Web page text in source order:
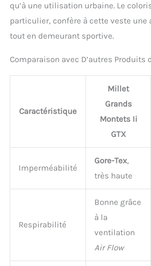
qu’à une utilisation urbaine. Le
particulier, confère à cette veste une
tout en demeurant sportive.
Comparaison avec D’autres Produits
Caractéristique
Millet
Grands
Montets Ii
GTX
Imperméabilité
Gore-Tex,
très haute
Respirabilité
Bonne grâce
à la
ventilation
Air Flow